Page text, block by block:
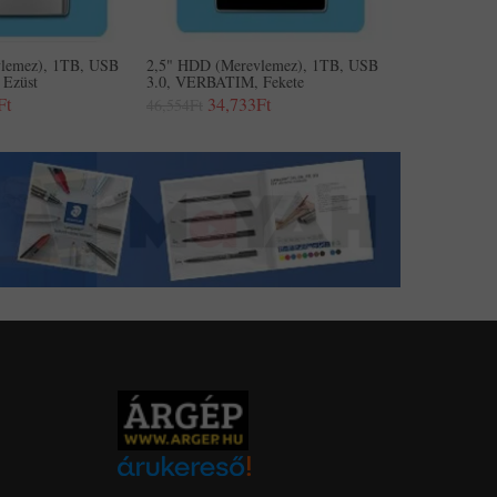
1TB, USB 2,5" HDD (merevlemez), 1TB, USB
3.0, VERBATIM, Fekete
34,733Ft